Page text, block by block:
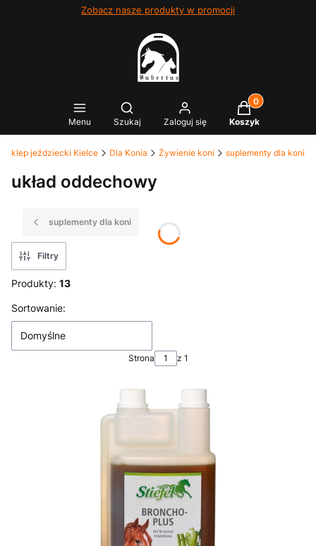
Zobacz nasze produkty w promocji
Menu
Otwórz wyszukiwarkę
Szukaj Zaloguj się
Produkty w
Koszyk
sklep jeździecki Kielce Dla Konia Żywienie koni suplementy dla koni
układ oddechowy
suplementy dla koni
Filtry
Produkty: 13
Lista produktów
Sortowanie:
Domyślne
Strona z 1